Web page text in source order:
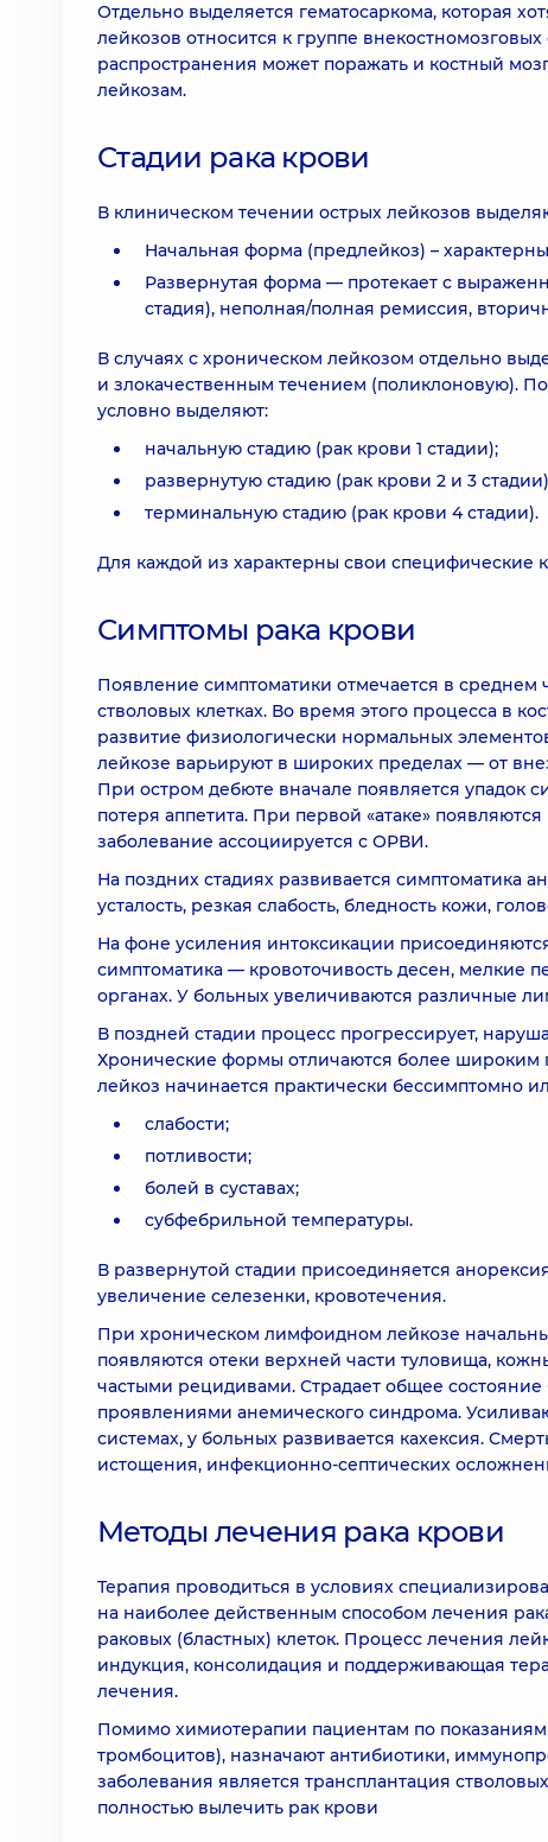
Отдельно выделяется гематосаркома, которая
лейкозов относится к группе
распространения может поражать и костный
лейкозам.
Стадии рака крови
В клиническом течении острых лейкозов
Начальная форма (предлейкоз) –
Развернутая форма — протекает с
стадия), неполная/полная ремиссия,
В случаях с хроническом лейкозом отдельно
и злокачественным течением (поликлоновую).
условно выделяют:
начальную стадию (рак крови 1 стадии);
развернутую стадию (рак крови 2 и 3
терминальную стадию (рак крови 4 стадии).
Для каждой из характерны свои специфические
Симптомы рака крови
Появление симптоматики отмечается в среднем
стволовых клетках. Во время этого процесса в
развитие физиологически нормальных
лейкозе варьируют в широких пределах — от
При остром дебюте вначале появляется упадок
потеря аппетита. При первой «атаке»
заболевание ассоциируется с ОРВИ.
На поздних стадиях развивается симптоматика
усталость, резкая слабость, бледность кожи,
На фоне усиления интоксикации
симптоматика — кровоточивость десен, мелкие
органах. У больных увеличиваются различные
В поздней стадии процесс прогрессирует,
Хронические формы отличаются более
лейкоз начинается практически бессимптомно
слабости;
потливости;
болей в суставах;
субфебрильной температуры.
В развернутой стадии присоединяется
увеличение селезенки, кровотечения.
При хроническом лимфоидном лейкозе
появляются отеки верхней части туловища,
частыми рецидивами. Страдает общее
проявлениями анемического синдрома.
системах, у больных развивается кахексия.
истощения, инфекционно-септических
Методы лечения рака крови
Терапия проводиться в условиях
на наиболее действенным способом лечения
раковых (бластных) клеток. Процесс лечения
индукция, консолидация и поддерживающая
лечения.
Помимо химиотерапии пациентам по
тромбоцитов), назначают антибиотики,
заболевания является трансплантация
полностью вылечить рак крови